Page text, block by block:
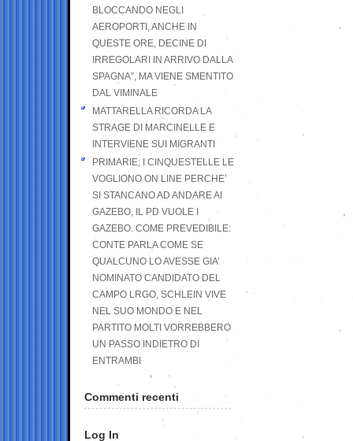
BLOCCANDO NEGLI
AEROPORTI, ANCHE IN
QUESTE ORE, DECINE DI
IRREGOLARI IN ARRIVO DALLA
SPAGNA”, MA VIENE SMENTITO
DAL VIMINALE
MATTARELLA RICORDA LA
STRAGE DI MARCINELLE E
INTERVIENE SUI MIGRANTI
PRIMARIE; I CINQUESTELLE LE
VOGLIONO ON LINE PERCHE’
SI STANCANO AD ANDARE AI
GAZEBO, IL PD VUOLE I
GAZEBO. COME PREVEDIBILE:
CONTE PARLA COME SE
QUALCUNO LO AVESSE GIA’
NOMINATO CANDIDATO DEL
CAMPO LRGO, SCHLEIN VIVE
NEL SUO MONDO E NEL
PARTITO MOLTI VORREBBERO
UN PASSO INDIETRO DI
ENTRAMBI
Commenti recenti
Log In